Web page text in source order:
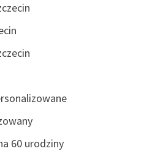
60 urodziny